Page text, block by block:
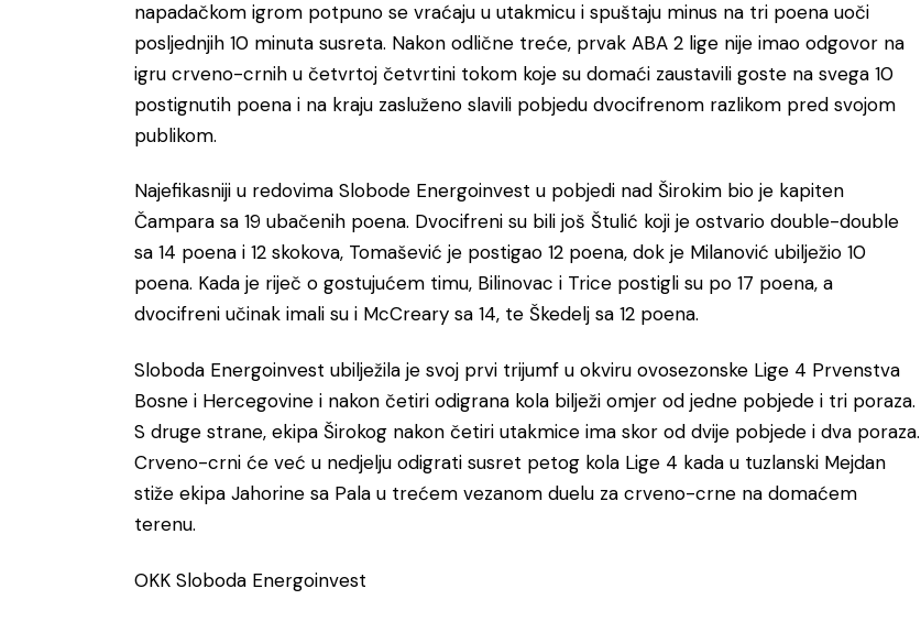
napadačkom igrom potpuno se vraćaju u utakmicu i spuštaju minus na tri poena uoči
posljednjih 10 minuta susreta. Nakon odlične treće, prvak ABA 2 lige nije imao odgovor na
igru crveno-crnih u četvrtoj četvrtini tokom koje su domaći zaustavili goste na svega 10
postignutih poena i na kraju zasluženo slavili pobjedu dvocifrenom razlikom pred svojom
publikom.
Najefikasniji u redovima Slobode Energoinvest u pobjedi nad Širokim bio je kapiten
Čampara sa 19 ubačenih poena. Dvocifreni su bili još Štulić koji je ostvario double-double
sa 14 poena i 12 skokova, Tomašević je postigao 12 poena, dok je Milanović ubilježio 10
poena. Kada je riječ o gostujućem timu, Bilinovac i Trice postigli su po 17 poena, a
dvocifreni učinak imali su i McCreary sa 14, te Škedelj sa 12 poena.
Sloboda Energoinvest ubilježila je svoj prvi trijumf u okviru ovosezonske Lige 4 Prvenstva
Bosne i Hercegovine i nakon četiri odigrana kola bilježi omjer od jedne pobjede i tri poraza.
S druge strane, ekipa Širokog nakon četiri utakmice ima skor od dvije pobjede i dva poraza.
Crveno-crni će već u nedjelju odigrati susret petog kola Lige 4 kada u tuzlanski Mejdan
stiže ekipa Jahorine sa Pala u trećem vezanom duelu za crveno-crne na domaćem
terenu.
OKK Sloboda Energoinvest